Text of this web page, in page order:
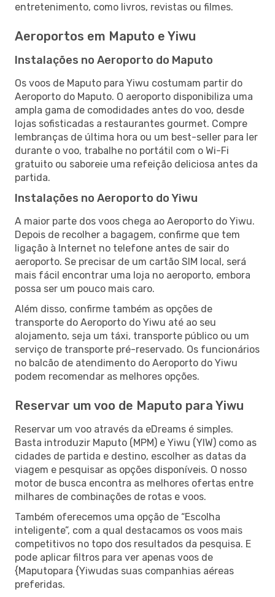
entretenimento, como livros, revistas ou filmes.
Aeroportos em Maputo e Yiwu
Instalações no Aeroporto do Maputo
Os voos de Maputo para Yiwu costumam partir do
Aeroporto do Maputo. O aeroporto disponibiliza uma
ampla gama de comodidades antes do voo, desde
lojas sofisticadas a restaurantes gourmet. Compre
lembranças de última hora ou um best-seller para ler
durante o voo, trabalhe no portátil com o Wi-Fi
gratuito ou saboreie uma refeição deliciosa antes da
partida.
Instalações no Aeroporto do Yiwu
A maior parte dos voos chega ao Aeroporto do Yiwu.
Depois de recolher a bagagem, confirme que tem
ligação à Internet no telefone antes de sair do
aeroporto. Se precisar de um cartão SIM local, será
mais fácil encontrar uma loja no aeroporto, embora
possa ser um pouco mais caro.
Além disso, confirme também as opções de
transporte do Aeroporto do Yiwu até ao seu
alojamento, seja um táxi, transporte público ou um
serviço de transporte pré-reservado. Os funcionários
no balcão de atendimento do Aeroporto do Yiwu
podem recomendar as melhores opções.
Reservar um voo de Maputo para Yiwu
Reservar um voo através da eDreams é simples.
Basta introduzir Maputo (MPM) e Yiwu (YIW) como as
cidades de partida e destino, escolher as datas da
viagem e pesquisar as opções disponíveis. O nosso
motor de busca encontra as melhores ofertas entre
milhares de combinações de rotas e voos.
Também oferecemos uma opção de “Escolha
inteligente”, com a qual destacamos os voos mais
competitivos no topo dos resultados da pesquisa. E
pode aplicar filtros para ver apenas voos de
{Maputopara {Yiwudas suas companhias aéreas
preferidas.